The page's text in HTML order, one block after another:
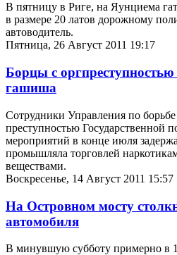
В пятницу в Риге, на Яунциема
в размере 20 латов дорожному
автоводитель.
Пятница, 26 Август 2011 19:17
Борцы с
гашиша
Сотрудники Управления по
преступностью Государственной
мероприятий в конце июля
промышляла торговлей
веществами.
Воскресенье, 14 Август 2011 15:57
На Островном мосту
автомобиля
В минувшую субботу примерно в